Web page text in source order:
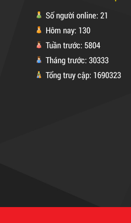
Số người online: 21
Hôm nay: 130
Tuần trước: 5804
Tháng trước: 30333
Tổng truy cập: 1690323